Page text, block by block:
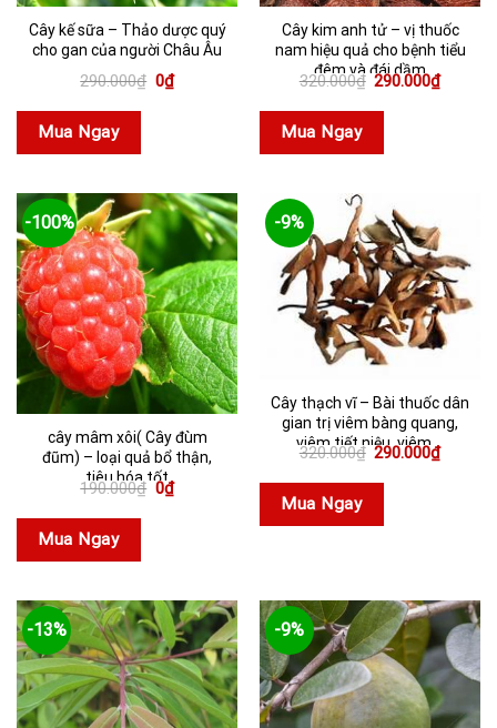
Cây kế sữa – Thảo dược quý
cho gan của người Châu Âu
290.000₫ Giá
gốc
0₫Giá
hiện
Mua Ngay
Cây kim anh tử – vị thuốc
nam hiệu quả cho bệnh tiểu
đêm và đái dầm
320.000₫ Giá
gốc
là:
290.000₫Giá
hiện
Mua Ngay
-100%
cây mâm xôi( Cây đùm
đũm) – loại quả bổ thận,
tiêu hóa tốt
190.000₫ Giá
gốc
0₫Giá
hiện
Mua Ngay
-9%
Cây thạch vĩ – Bài thuốc dân
gian trị viêm bàng quang,
viêm tiết niệu, viêm ...
320.000₫ Giá
là:
290.000₫Giá
hiện
Mua Ngay
-13% -9%